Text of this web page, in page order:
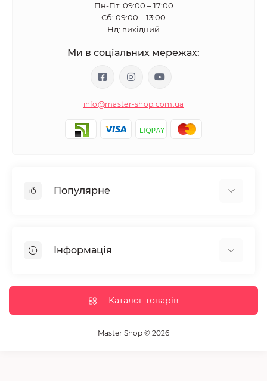
Пн-Пт: 09:00 – 17:00
Сб: 09:00 – 13:00
Нд: вихідний
Ми в соціальних мережах:
info@master-shop.com.ua
Популярне
Парафінотерапія
Вії та брови
Дезінфекція та стерилізація
Пензлики і набори для макіяжу
Інформація
Доставка та оплата
Корисні статті
Каталог товарів
Master Shop © 2026